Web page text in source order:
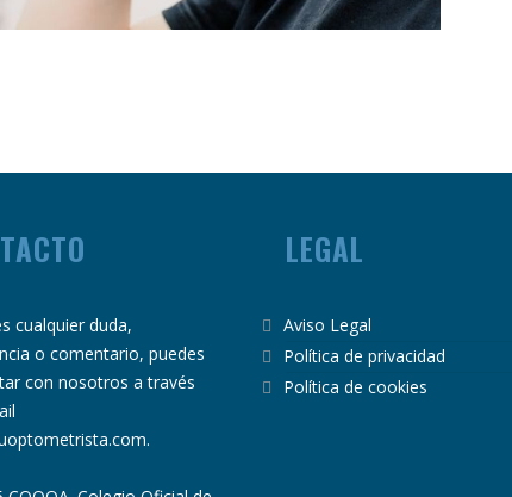
cualquier duda,
o comentario, puedes
con nosotros a través
.
LEGAL
Aviso Legal
Política de privacidad
Política de cookies